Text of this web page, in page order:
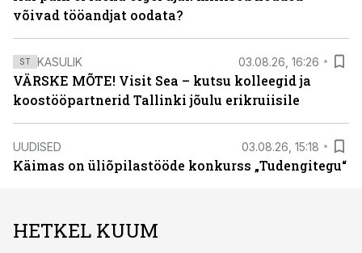
võivad tööandjat oodata?
ST KASULIK 03.08.26, 16:26
VÄRSKE MÕTE! Visit Sea – kutsu kolleegid ja
koostööpartnerid Tallinki jõulu erikruiisile
UUDISED 03.08.26, 15:18
Käimas on üliõpilastööde konkurss „Tudengitegu“
HETKEL KUUM